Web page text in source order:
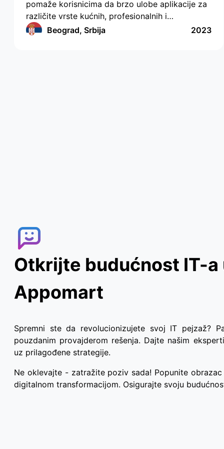
pomaže korisnicima da brzo ulobe aplikacije za
različite vrste kućnih, profesionalnih i
edukativnih usluga, a kompanije i specijalisti
Beograd, Srbija 2023
Otkrijte budućnost IT-a
Appomart
Spremni ste da revolucionizujete svoj IT pejzaž?
pouzdanim provajderom rešenja. Dajte našim
uz prilagođene strategije.
Ne oklevajte - zatražite poziv sada! Popunite
digitalnom transformacijom. Osigurajte svoju